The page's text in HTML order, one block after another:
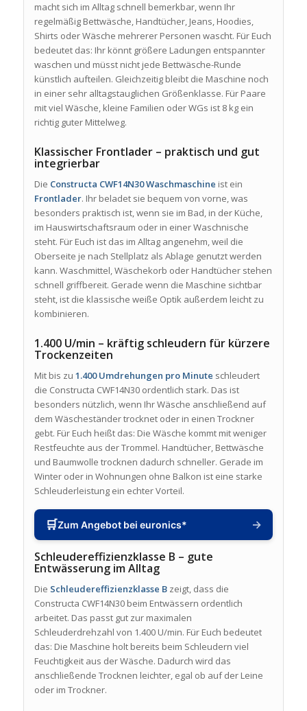
macht sich im Alltag schnell bemerkbar, wenn Ihr
regelmäßig Bettwäsche, Handtücher, Jeans, Hoodies,
Shirts oder Wäsche mehrerer Personen wascht. Für Euch
bedeutet das: Ihr könnt größere Ladungen entspannter
waschen und müsst nicht jede Bettwäsche-Runde
künstlich aufteilen. Gleichzeitig bleibt die Maschine noch
in einer sehr alltagstauglichen Größenklasse. Für Paare
mit viel Wäsche, kleine Familien oder WGs ist 8 kg ein
richtig guter Mittelweg.
Klassischer Frontlader – praktisch und gut
integrierbar
Die Constructa CWF14N30 Waschmaschine ist ein
Frontlader. Ihr beladet sie bequem von vorne, was
besonders praktisch ist, wenn sie im Bad, in der Küche,
im Hauswirtschaftsraum oder in einer Waschnische
steht. Für Euch ist das im Alltag angenehm, weil die
Oberseite je nach Stellplatz als Ablage genutzt werden
kann. Waschmittel, Wäschekorb oder Handtücher stehen
schnell griffbereit. Gerade wenn die Maschine sichtbar
steht, ist die klassische weiße Optik außerdem leicht zu
kombinieren.
1.400 U/min – kräftig schleudern für kürzere
Trockenzeiten
Mit bis zu 1.400 Umdrehungen pro Minute schleudert
die Constructa CWF14N30 ordentlich stark. Das ist
besonders nützlich, wenn Ihr Wäsche anschließend auf
dem Wäscheständer trocknet oder in einen Trockner
gebt. Für Euch heißt das: Die Wäsche kommt mit weniger
Restfeuchte aus der Trommel. Handtücher, Bettwäsche
und Baumwolle trocknen dadurch schneller. Gerade im
Winter oder in Wohnungen ohne Balkon ist eine starke
Schleuderleistung ein echter Vorteil.
🛒Zum Angebot bei euronics* →
Schleudereffizienzklasse B – gute
Entwässerung im Alltag
Die Schleudereffizienzklasse Bzeigt, dass die
Constructa CWF14N30 beim Entwässern ordentlich
arbeitet. Das passt gut zur maximalen
Schleuderdrehzahl von 1.400 U/min. Für Euch bedeutet
das: Die Maschine holt bereits beim Schleudern viel
Feuchtigkeit aus der Wäsche. Dadurch wird das
anschließende Trocknen leichter, egal ob auf der Leine
oder im Trockner.